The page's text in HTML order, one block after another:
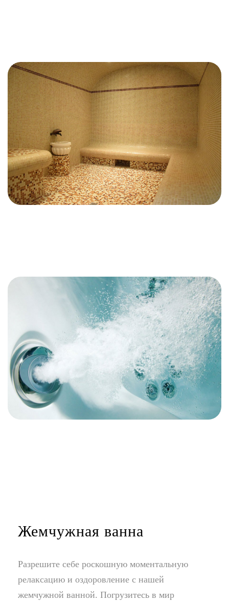
Жемчужная ванна
Разрешите себе роскошную моментальную
релаксацию и оздоровление с нашей
жемчужной ванной. Погрузитесь в мир